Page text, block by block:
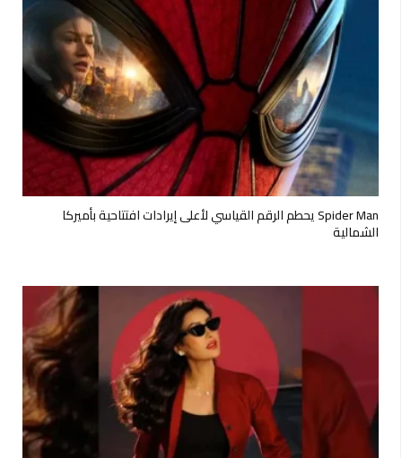
Spider Man يحطم الرقم القياسي لأعلى إيرادات افتتاحية بأميركا
الشمالية